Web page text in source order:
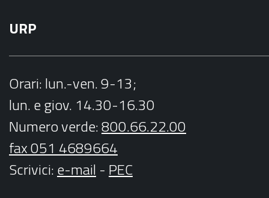
URP
Orari: lun.-ven. 9-13;
lun. e giov. 14.30-16.30
Numero verde:800.66.22.00
fax 051 4689664
Scrivici:e-mail - PEC